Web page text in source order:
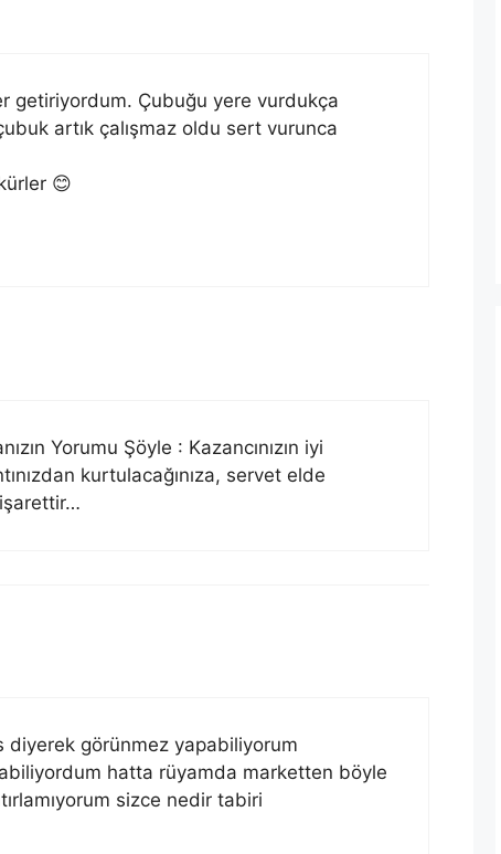
getiriyordum. Çubuğu yere vurdukça
artık çalışmaz oldu sert vurunca
😊
Yorumu Şöyle : Kazancınızın iyi
kurtulacağınıza, servet elde
diyerek görünmez yapabiliyorum
hatta rüyamda marketten böyle
sizce nedir tabiri